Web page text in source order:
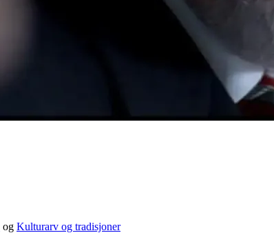
og Kulturarv og tradisjoner